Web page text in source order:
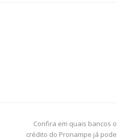
Confira em quais bancos o
crédito do Pronampe já pode